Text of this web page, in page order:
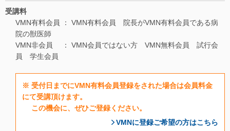
受講料
VMN有料会員 ： VMN有料会員 院長がVMN有料会員である病
院の獣医師
VMN非会員 ： VMN会員ではない方 VMN無料会員 試行会
員 学生会員
※ 受付日までにVMN有料会員登録をされた場合は会員料金
にて受講頂けます。
この機会に、ぜひご登録ください。
VMNに登録ご希望の方はこちら